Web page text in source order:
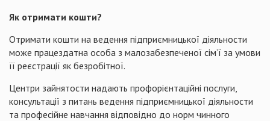
Як отримати кошти?
Отримати кошти на ведення підприємницької діяльности
може працездатна особа з малозабезпеченої сім’ї за умови
її реєстрації як безробітної.
Центри зайнятости надають профорієнтаційні послуги,
консультації з питань ведення підприємницької діяльности
та професійне навчання відповідно до норм чинного